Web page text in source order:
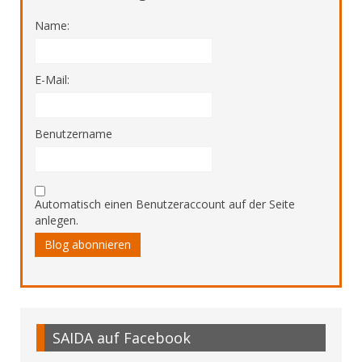
Name:
E-Mail:
Benutzername
Automatisch einen Benutzeraccount auf der Seite
anlegen.
Blog abonnieren
SAIDA auf Facebook